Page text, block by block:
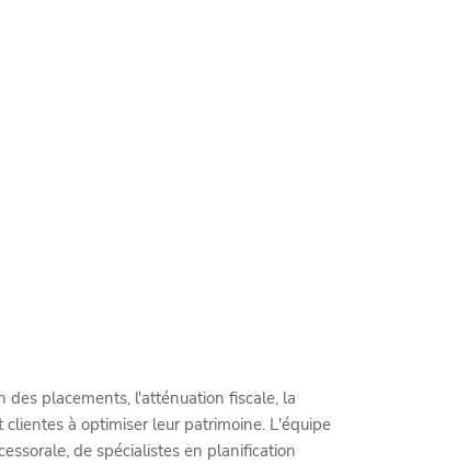
placements, l'atténuation fiscale, la
à optimiser leur patrimoine. L'équipe
de spécialistes en planification